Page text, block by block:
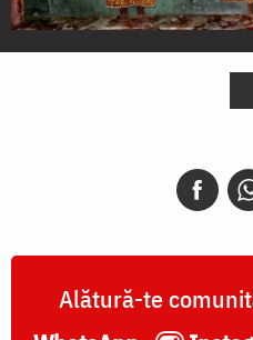
Sfinții
DamianAlătură-te